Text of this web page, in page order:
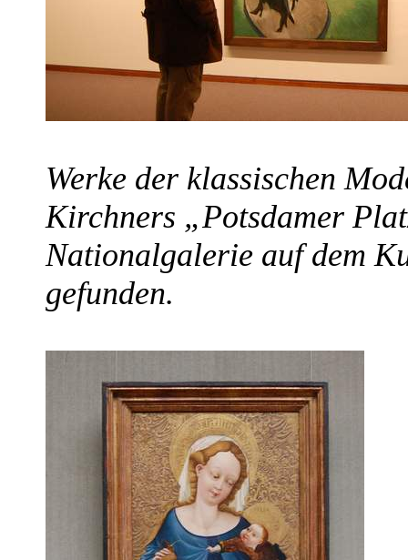
Werke der klassischen
Kirchners „Potsdamer
Nationalgalerie auf dem
gefunden.